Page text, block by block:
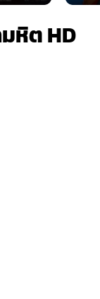
หิต HD